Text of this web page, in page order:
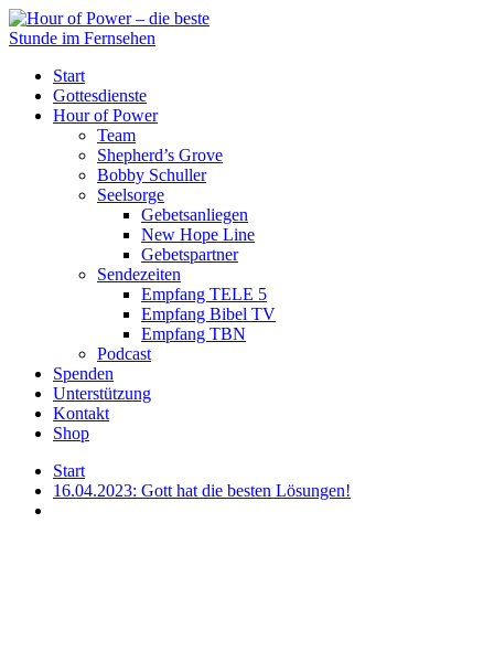
Start
Gottesdienste
Hour of Power
Team
Shepherd’s Grove
Bobby Schuller
Seelsorge
Gebetsanliegen
New Hope Line
Gebetspartner
Sendezeiten
Empfang TELE 5
Empfang Bibel TV
Empfang TBN
Podcast
Spenden
Unterstützung
Kontakt
Shop
Start
16.04.2023: Gott hat die besten Lösungen!